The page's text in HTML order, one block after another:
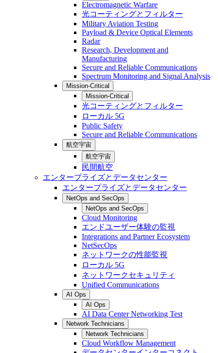
Electromagnetic Warfare
光コーティングとフィルター
Military Aviation Testing
Payload & Device Optical Elements
Radar
Research, Development and
Manufacturing
Secure and Reliable Communications
Spectrum Monitoring and Signal Analysis
Mission-Critical
Mission-Critical
光コーティングとフィルター
ローカル 5G
Public Safety
Secure and Reliable Communications
航空宇宙
航空宇宙
民間航空
エンタープライズとデータセンター
エンタープライズとデータセンター
NetOps and SecOps
NetOps and SecOps
Cloud Monitoring
エンドユーザー体験の監視
Integrations and Partner Ecosystem
NetSecOps
ネットワークの性能監視
ローカル 5G
ネットワークセキュリティ
Unified Communications
AI Ops
AI Ops
AI Data Center Networking Test
Network Technicians
Network Technicians
Cloud Workflow Management